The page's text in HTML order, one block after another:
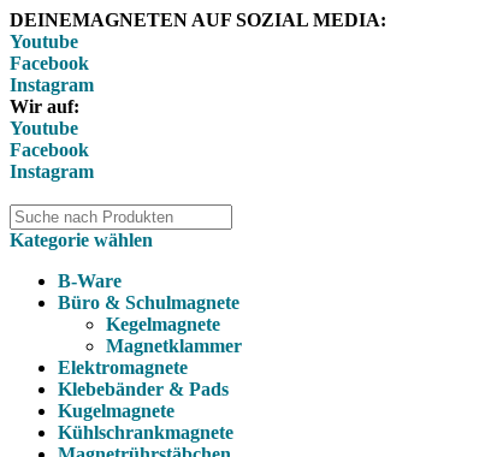
DEINEMAGNETEN AUF SOZIAL MEDIA:
Youtube
Facebook
Instagram
Wir auf:
Youtube
Facebook
Instagram
Kategorie wählen
B-Ware
Büro & Schulmagnete
Kegelmagnete
Magnetklammer
Elektromagnete
Klebebänder & Pads
Kugelmagnete
Kühlschrankmagnete